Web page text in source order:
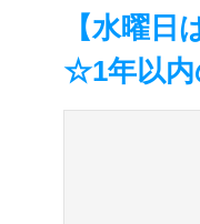
【水曜
☆1年以内